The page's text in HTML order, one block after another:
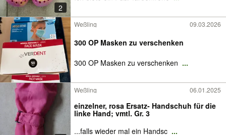
2
Weßling 09.03.2026
300 OP Masken zu verschenken
300 OP Masken zu verschenken ...
Weßling 06.01.2025
einzelner, rosa Ersatz- Handschuh für die
linke Hand; vmtl. Gr. 3
...falls wieder mal ein Handsc ...